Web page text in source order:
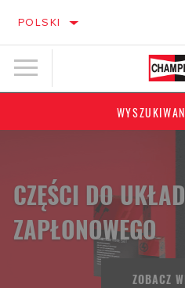
POLSKI
CZĘŚCI DO
ZAPŁONOWEGO
ZOBACZ
ZOBACZ